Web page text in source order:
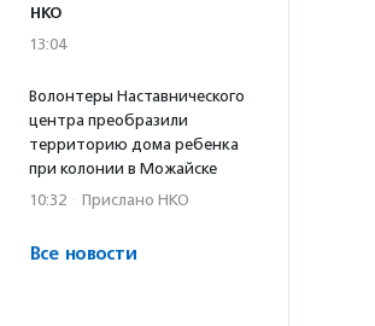
НКО
13:04
Волонтеры Наставнического
центра преобразили
территорию дома ребенка
при колонии в Можайске
10:32 · Прислано НКО
Все новости